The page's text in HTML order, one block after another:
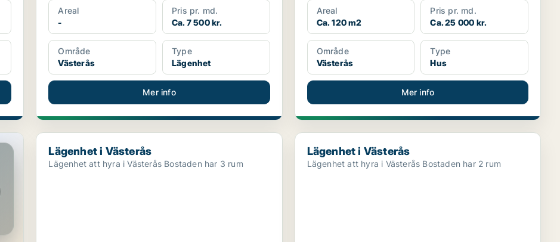
Areal
-
Pris pr. md.
Ca. 7 500 kr.
Område
Västerås
Type
Lägenhet
Mer info
Areal
Ca. 120 m2
Pris pr. md.
Ca. 25 000 kr.
Område
Västerås
Type
Hus
Mer info
Lägenhet i Västerås
Lägenhet i Västerås
Lägenhet att hyra i Västerås Bostaden har 3 rum
Lägenhet i Västerås
Lägenhet i Västerås
Lägenhet att hyra i Västerås Bostaden har 2 rum